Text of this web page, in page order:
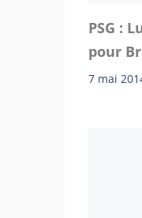
PSG :
pour
7 mai